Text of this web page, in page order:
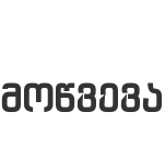
მოწვევა